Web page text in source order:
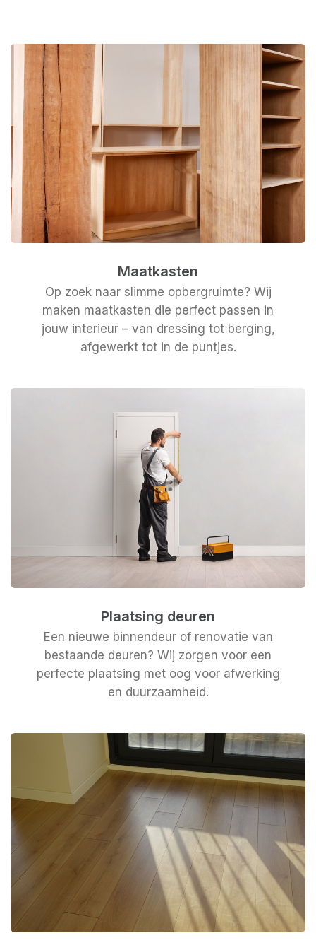
Maatkasten
Op zoek naar slimme opbergruimte? Wij
maken maatkasten die perfect passen in
jouw interieur – van dressing tot berging,
afgewerkt tot in de puntjes.
Plaatsing deuren
Een nieuwe binnendeur of renovatie van
bestaande deuren? Wij zorgen voor een
perfecte plaatsing met oog voor afwerking
en duurzaamheid.